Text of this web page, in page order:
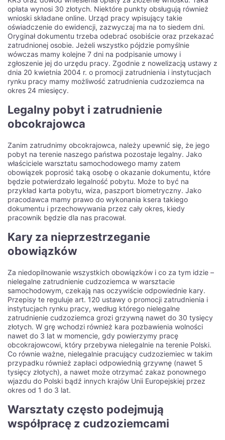
opłata wynosi 30 złotych. Niektóre punkty obsługują również
wnioski składane online. Urząd pracy wpisujący takie
oświadczenie do ewidencji, zazwyczaj ma na to siedem dni.
Oryginał dokumentu trzeba odebrać osobiście oraz przekazać
zatrudnionej osobie. Jeżeli wszystko pójdzie pomyślnie
wówczas mamy kolejne 7 dni na podpisanie umowy i
zgłoszenie jej do urzędu pracy. Zgodnie z nowelizacją ustawy z
dnia 20 kwietnia 2004 r. o promocji zatrudnienia i instytucjach
rynku pracy mamy możliwość zatrudnienia cudzoziemca na
okres 24 miesięcy.
Legalny pobyt i zatrudnienie
obcokrajowca
Zanim zatrudnimy obcokrajowca, należy upewnić się, że jego
pobyt na terenie naszego państwa pozostaje legalny. Jako
właściciele warsztatu samochodowego mamy zatem
obowiązek poprosić taką osobę o okazanie dokumentu, które
będzie potwierdzało legalność pobytu. Może to być na
przykład karta pobytu, wiza, paszport biometryczny. Jako
pracodawca mamy prawo do wykonania ksera takiego
dokumentu i przechowywania przez cały okres, kiedy
pracownik będzie dla nas pracował.
Kary za nieprzestrzeganie
obowiązków
Za niedopilnowanie wszystkich obowiązków i co za tym idzie –
nielegalne zatrudnienie cudzoziemca w warsztacie
samochodowym, czekają nas oczywiście odpowiednie kary.
Przepisy te reguluje art. 120 ustawy o promocji zatrudnienia i
instytucjach rynku pracy, według którego nielegalne
zatrudnienie cudzoziemca grozi grzywną nawet do 30 tysięcy
złotych. W grę wchodzi również kara pozbawienia wolności
nawet do 3 lat w momencie, gdy powierzymy pracę
obcokrajowcowi, który przebywa nielegalnie na terenie Polski.
Co równie ważne, nielegalnie pracujący cudzoziemiec w takim
przypadku również zapłaci odpowiednią grzywnę (nawet 5
tysięcy złotych), a nawet może otrzymać zakaz ponownego
wjazdu do Polski bądź innych krajów Unii Europejskiej przez
okres od 1 do 3 lat.
Warsztaty często podejmują
współpracę z cudzoziemcami